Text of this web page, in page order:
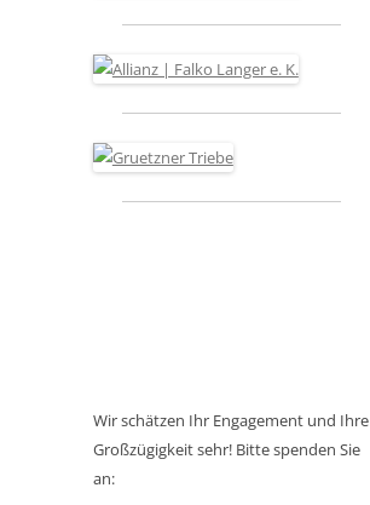
Wir schätzen Ihr Engagement und Ihre
Großzügigkeit sehr! Bitte spenden Sie
an: